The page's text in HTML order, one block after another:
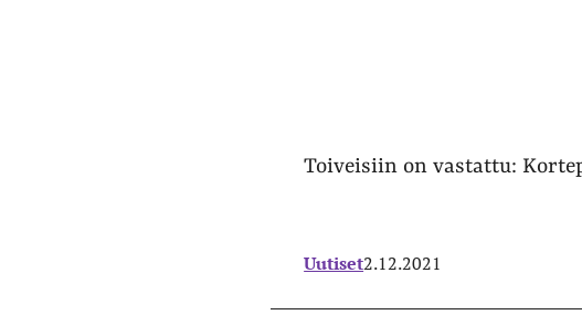
Toiveisiin on vastattu:
Uutiset2.12.2021